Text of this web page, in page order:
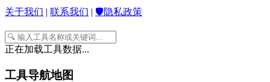
关于我们 | 联系我们 | 🛡️隐私政策
正在加载工具数据...
工具导航地图